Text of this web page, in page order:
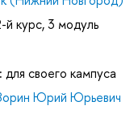
й курс, 3 модуль
для своего кампуса
Юрий Юрьевич